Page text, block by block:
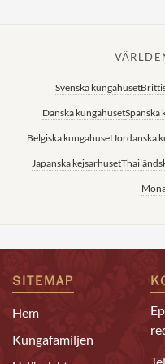
Svenska kungahuset
Danska kungahusetSpanska
Belgiska kungahusetJordanska
Japanska kejsarhuset
SITEMAP
Hem
Kungafamiljen